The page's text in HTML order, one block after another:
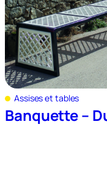
Assises et tables
Banquette –